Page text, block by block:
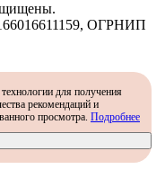
ОГРНИП
- консультация в
для получения
рекомендаций и
просмотра. Подробнее